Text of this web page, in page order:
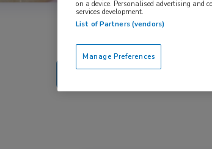
on a device. Personalised advertising and
services development.
List of Partners (vendors)
Manage Preferences